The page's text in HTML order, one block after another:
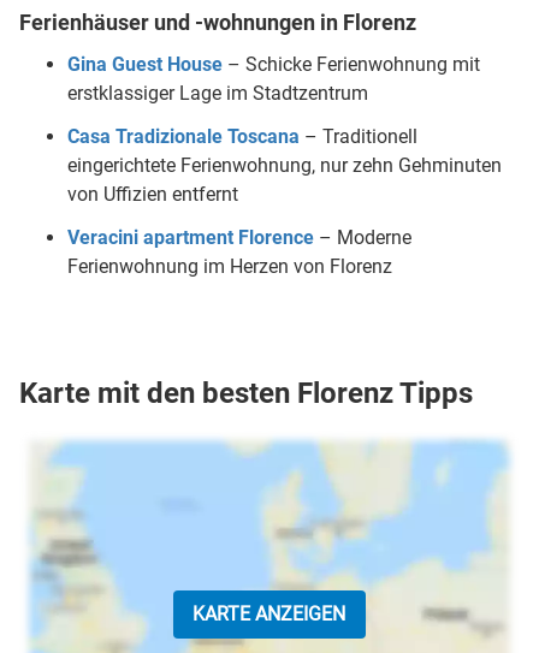
Ferienhäuser und -wohnungen in Florenz
Gina Guest House – Schicke Ferienwohnung mit
erstklassiger Lage im Stadtzentrum
Casa Tradizionale Toscana – Traditionell
eingerichtete Ferienwohnung, nur zehn Gehminuten
von Uffizien entfernt
Veracini apartment Florence – Moderne
Ferienwohnung im Herzen von Florenz
Karte mit den besten Florenz Tipps
KARTE ANZEIGEN